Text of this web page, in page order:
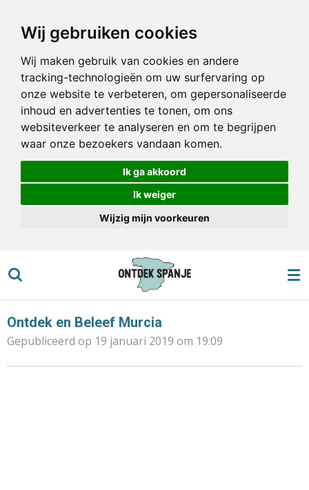
Wij gebruiken cookies
Wij maken gebruik van cookies en andere
tracking-technologieën om uw surfervaring op
onze website te verbeteren, om gepersonaliseerde
inhoud en advertenties te tonen, om ons
websiteverkeer te analyseren en om te begrijpen
waar onze bezoekers vandaan komen.
Ik ga akkoord
Ik weiger
Wijzig mijn voorkeuren
direct
hoofdinhoud
Ontdek en Beleef Murcia
Gepubliceerd op 19 januari 2019 om 19:09